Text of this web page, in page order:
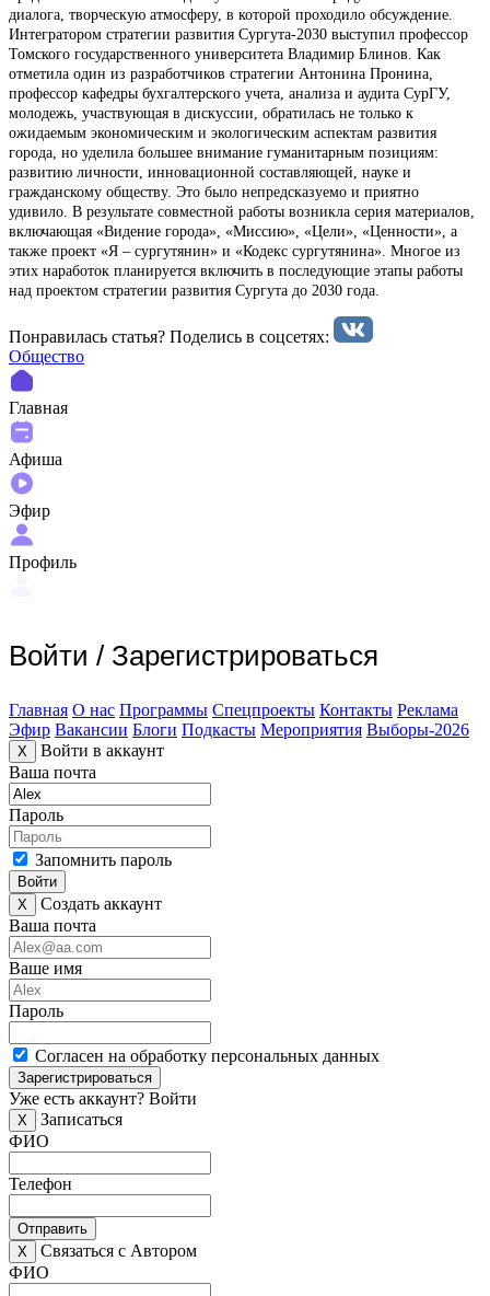
диалога, творческую атмосферу, в которой проходило обсуждение.
Интегратором стратегии развития Сургута-2030 выступил профессор
Томского государственного университета Владимир Блинов. Как
отметила один из разработчиков стратегии Антонина Пронина,
профессор кафедры бухгалтерского учета, анализа и аудита СурГУ,
молодежь, участвующая в дискуссии, обратилась не только к
ожидаемым экономическим и экологическим аспектам развития
города, но уделила большее внимание гуманитарным позициям:
развитию личности, инновационной составляющей, науке и
гражданскому обществу. Это было непредсказуемо и приятно
удивило. В результате совместной работы возникла серия материалов,
включающая «Видение города», «Миссию», «Цели», «Ценности», а
также проект «Я – сургутянин» и «Кодекс сургутянина». Многое из
этих наработок планируется включить в последующие этапы работы
над проектом стратегии развития Сургута до 2030 года.
Понравилась статья? Поделиcь в соцсетях:
Общество
Главная
Афиша
Эфир
Профиль
Войти / Зарегистрироваться
Главная О нас Программы Спецпроекты Контакты Реклама
Эфир Вакансии Блоги Подкасты Мероприятия Выборы-2026
X
Войти в аккаунт
Ваша почта
Пароль
Запомнить пароль
Войти
X
Создать аккаунт
Ваша почта
Ваше имя
Пароль
Согласен на обработку персональных данных
Зарегистрироваться
Уже есть аккаунт? Войти
X
Записаться
ФИО
Телефон
Отправить
X
Связаться с Автором
ФИО